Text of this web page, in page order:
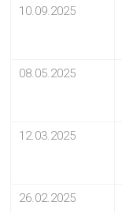
10.09.2025
08.05.2025
12.03.2025
26.02.2025